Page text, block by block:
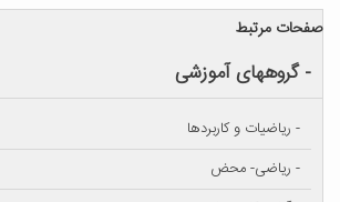
صفحات مرتبط
- گروههای آموزشی
- ریاضیات و کاربردها
- ریاضی- محض